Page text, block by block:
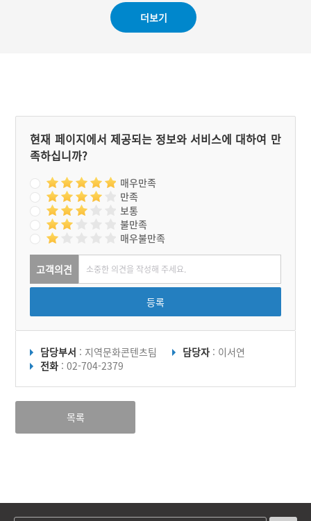
더보기
현재 페이지에서 제공되는 정보와 서비스에 대하여 만
족하십니까?
매우만족
만족
보통
불만족
매우불만족
고객의견
등록
담당부서 : 지역문화콘텐츠팀 담당자 : 이서연
전화 : 02-704-2379
목록